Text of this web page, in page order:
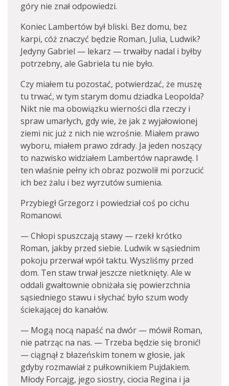
góry nie znał odpowiedzi.
Koniec Lambertów był bliski. Bez domu, bez
karpi, cóż znaczyć będzie Roman, Julia, Ludwik?
Jedyny Gabriel — lekarz — trwałby nadal i byłby
potrzebny, ale Gabriela tu nie było.
Czy miałem tu pozostać, potwierdzać, że muszę
tu trwać, w tym starym domu dziadka Leopolda?
Nikt nie ma obowiązku wierności dla rzeczy i
spraw umarłych, gdy wie, że jak z wyjałowionej
ziemi nic już z nich nie wzrośnie. Miałem prawo
wyboru, miałem prawo zdrady. Ja jeden noszący
to nazwisko widziałem Lambertów naprawdę. I
ten właśnie pełny ich obraz pozwolił mi porzucić
ich bez żalu i bez wyrzutów sumienia.
Przybiegł Grzegorz i powiedział coś po cichu
Romanowi.
— Chłopi spuszczają stawy — rzekł krótko
Roman, jakby przed siebie. Ludwik w sąsiednim
pokoju przerwał wpół taktu. Wyszliśmy przed
dom. Ten staw trwał jeszcze nietknięty. Ale w
oddali gwałtownie obniżała się powierzchnia
sąsiedniego stawu i słychać było szum wody
ściekającej do kanałów.
— Mogą nocą napaść na dwór — mówił Roman,
nie patrząc na nas. — Trzeba będzie się bronić!
— ciągnął z błazeńskim tonem w głosie, jak
gdyby rozmawiał z pułkownikiem Pujdakiem.
Młody Forcajg, jego siostry, ciocia Regina i ja